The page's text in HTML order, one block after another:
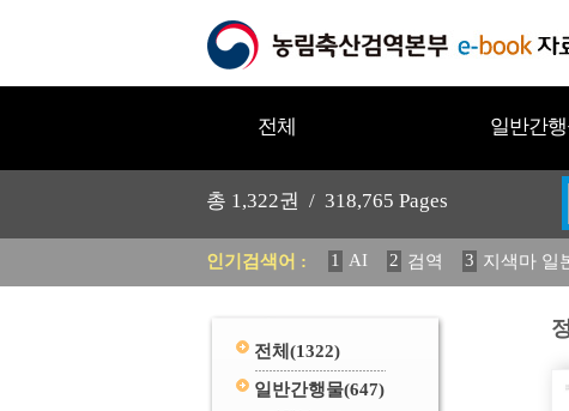
전체 일반간
총 1,322권 / 318,765 Pages
인기검색어 : 1 AI 2 검역 3 지색마 일
11 2025 12 중독성 식물 도
전체 (1322)
일반간행물(647)